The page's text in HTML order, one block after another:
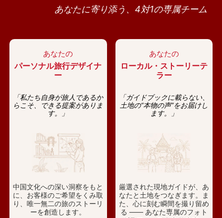
あなたに寄り添う、4対1の専属チーム
あなたの
パーソナル旅行デザイナ
ー
「私たち自身が旅人であるか
らこそ、できる提案がありま
す。」
中国文化への深い洞察をもと
に、お客様のご希望をくみ取
り、唯一無二の旅のストーリ
ーを創造します。
あなたの
ローカル・ストーリーテ
ラー
「ガイドブックに載らない、
土地の“本物の声”をお届けし
ます。」
厳選された現地ガイドが、あ
なたと土地をつなぎます。ま
た、心に刻む瞬間を撮り留め
る —— あなた専属のフォト